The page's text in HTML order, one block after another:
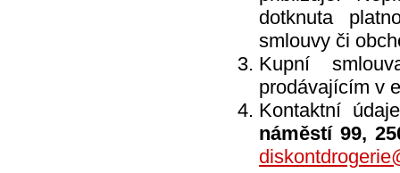
dotknuta
smlouvy či
Kupní
prodávajícím v
Kontaktní
náměstí 99,